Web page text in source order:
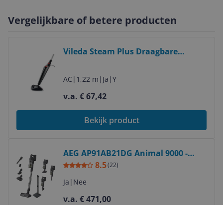
Vergelijkbare of betere producten
Vileda Steam Plus Draagbare
AC | 1,22 m | Ja |Y
v.a. € 67,42
Bekijk product
AEG AP91AB21DG Animal 9000 -
Draadloze Steelstofzuiger -
Donkergrijs
8.5(22)
Ja | Nee
v.a. € 471,00